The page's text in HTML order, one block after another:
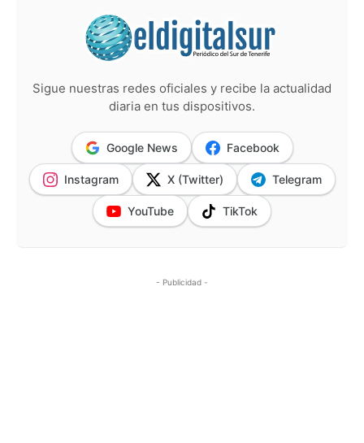
Sigue nuestras redes oficiales y recibe la actualidad
diaria en tus dispositivos.
Google News Facebook
Instagram X (Twitter) Telegram
YouTube TikTok
- Publicidad -